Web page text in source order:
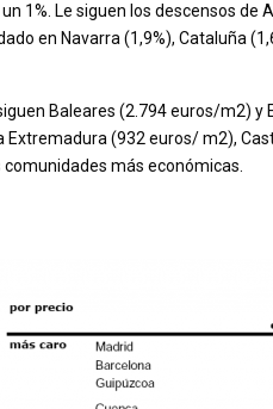
1%. Le siguen los descensos de
en Navarra (1,9%), Cataluña
Baleares (2.794 euros/m2) y
(932 euros/ m2),
más económicas.